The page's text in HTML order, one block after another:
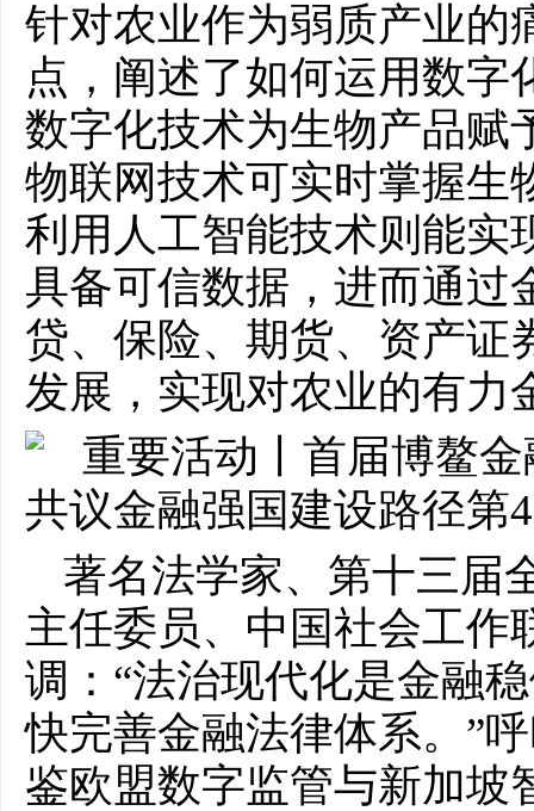
针对农业作为弱质产业的
点，阐述了如何运用数字
数字化技术为生物产品赋
物联网技术可实时掌握生
利用人工智能技术则能实
具备可信数据，进而通过
贷、保险、期货、资产证
发展，实现对农业的有力
著名法学家、第十三届
主任委员、中国社会工作
调：“法治现代化是金融
快完善金融法律体系。”
鉴欧盟数字监管与新加坡